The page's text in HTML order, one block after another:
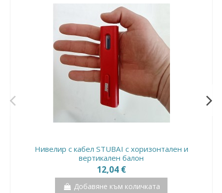
Нивелир с кабел STUBAI с хоризонтален и
вертикален балон
12,04 €
Добавяне към количката